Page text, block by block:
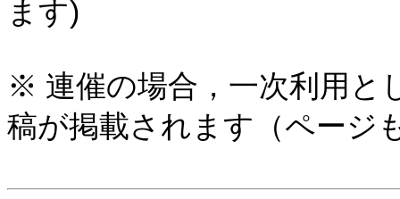
ます)
※ 連催の場合，一次利用と
稿が掲載されます（ページ